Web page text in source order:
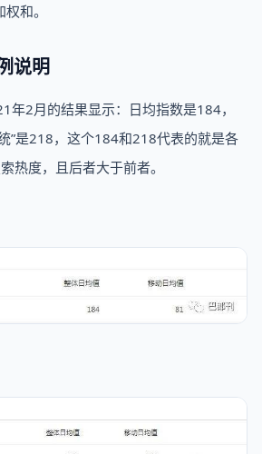
和。
说明
2月的结果显示：日均指数是184，
”是218，这个184和218代表的就是各
热度，且后者大于前者。